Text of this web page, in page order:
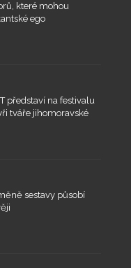
které mohou
ego
představí na festivalu
tváře jihomoravské
sestavy působí